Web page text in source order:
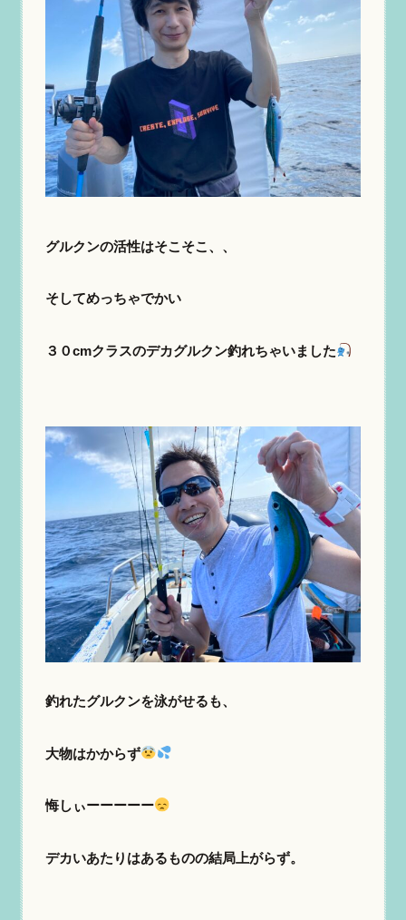
グルクンの活性はそこそこ、、
そしてめっちゃでかい
３０cmクラスのデカグルクン釣れちゃいました
釣れたグルクンを泳がせるも、
大物はかからず
悔しぃーーーーー
デカいあたりはあるものの結局上がらず。